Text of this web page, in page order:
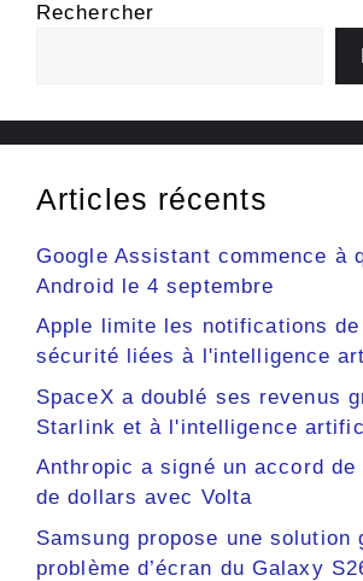
Rechercher
Articles récents
Google Assistant commence à
Android le 4 septembre
Apple limite les notifications
sécurité liées à l'intelligence
SpaceX a doublé ses revenus
Starlink et à l'intelligence
Anthropic a signé un accord de
de dollars avec Volta
Samsung propose une solution
problème d’écran du Galaxy